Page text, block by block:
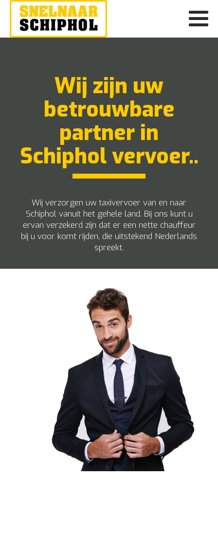
Wij zijn uw
betrouwbare
partner in
Schiphol vervoer..
Wij verzorgen uw taxivervoer van en naar
Schiphol vanuit het gehele land. Bij ons kunt u
ervan verzekerd zijn dat er een nette chauffeur
bij u voor komt rijden, die uitstekend Nederlands
spreekt.